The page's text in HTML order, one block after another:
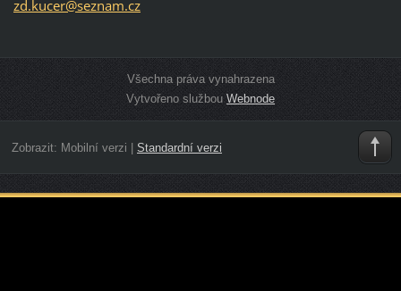
zd.kucer@seznam.cz
Všechna práva vynahrazena
Vytvořeno službou Webnode
Zobrazit: Mobilní verzi Standardní verzi